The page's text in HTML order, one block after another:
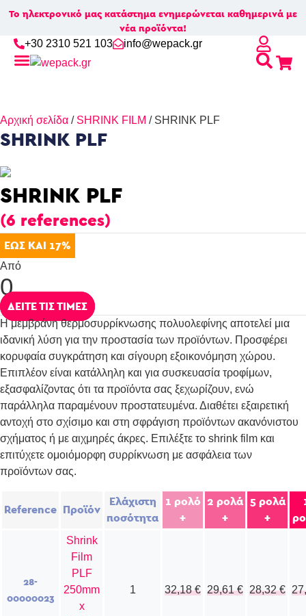
Το ηλεκτρονικό μας κατάστημα ενημερώνεται καθημερινά με
νέα προϊόντα!
+30 2310 521 103 info@wepack.gr
Αρχική σελίδα / SHRINK FILM / SHRINK PLF
SHRINK PLF
SHRINK PLF
(6 references)
ΕΩΣ ΚΑΙ 17%
Από
0
ΔΕΙΤΕ ΤΙΣ ΤΙΜΕΣ
Η μεμβράνη θερμοσυρρίκνωσης πολυολεφίνης αποτελεί μια
ιδανική λύση για την προστασία των προϊόντων. Προσφέρει
κορυφαία συγκράτηση και σίγουρη εξοικονόμηση χώρου.
Επιπλέον είναι κατάλληλη και για συσκευασία τροφίμων,
εξασφαλίζοντας ότι τα προϊόντα σας ξεχωρίζουν, ενώ
παράλληλα παραμένουν προστατευμένα. Διαθέτει εξαιρετική
αντοχή στο σχίσιμο και στη σφράγιση προϊόντων ακανόνιστου
σχήματος ή με αιχμηρές άκρες. Επιλέξτε το shrink film και
επιτύχετε ομοιόμορφη συρρίκνωση με ασφάλεια των
προϊόντων σας.
Reference Προϊόν
Ελάχιστη
ποσότητα
1 ρολό
+
2 ρολά
+
5 ρολά
+
28-
00000023
Shrink
Film
PLF
250mm
x
1 32,18€ 29,61€ 28,32€